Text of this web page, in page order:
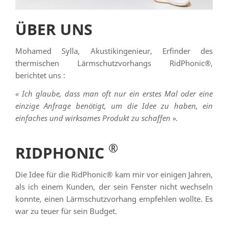
ÜBER UNS
Mohamed Sylla, Akustikingenieur, Erfinder des
thermischen Lärmschutzvorhangs RidPhonic®,
berichtet uns :
« Ich glaube, dass man oft nur ein erstes Mal oder eine
einzige Anfrage benötigt, um die Idee zu haben, ein
einfaches und wirksames Produkt zu schaffen ».
RIDPHONIC ®
Die Idee für die RidPhonic® kam mir vor einigen Jahren,
als ich einem Kunden, der sein Fenster nicht wechseln
konnte, einen Lärmschutzvorhang empfehlen wollte. Es
war zu teuer für sein Budget.